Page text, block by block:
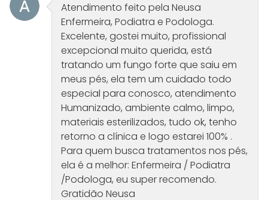
Atendimento feito pela Neusa
Enfermeira, Podiatra e Podologa.
Excelente, gostei muito, profissional
excepcional muito querida, está
tratando um fungo forte que saiu em
meus pés, ela tem um cuidado todo
especial para conosco, atendimento
Humanizado, ambiente calmo, limpo,
materiais esterilizados, tudo ok, tenho
retorno a clínica e logo estarei 100% .
Para quem busca tratamentos nos pés,
ela é a melhor: Enfermeira / Podiatra
/Podologa, eu super recomendo.
Gratidão Neusa